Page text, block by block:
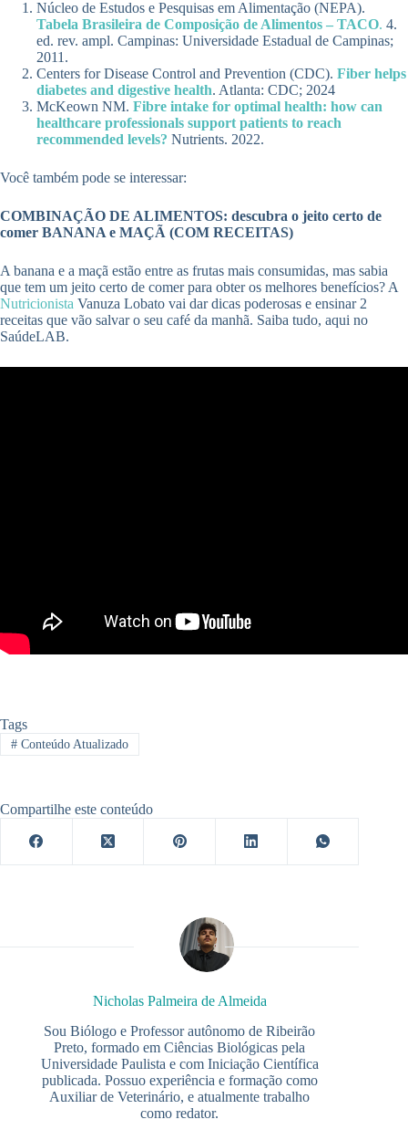
Núcleo de Estudos e Pesquisas em Alimentação (NEPA).
Tabela Brasileira de Composição de Alimentos – TACO. 4.
ed. rev. ampl. Campinas: Universidade Estadual de Campinas;
2011.
Centers for Disease Control and Prevention (CDC). Fiber helps
diabetes and digestive health. Atlanta: CDC; 2024
McKeown NM. Fibre intake for optimal health: how can
healthcare professionals support patients to reach
recommended levels? Nutrients. 2022.
Você também pode se interessar:
COMBINAÇÃO DE ALIMENTOS: descubra o jeito certo de
comer BANANA e MAÇÃ (COM RECEITAS)
A banana e a maçã estão entre as frutas mais consumidas, mas sabia
que tem um jeito certo de comer para obter os melhores benefícios? A
Nutricionista Vanuza Lobato vai dar dicas poderosas e ensinar 2
receitas que vão salvar o seu café da manhã. Saiba tudo, aqui no
SaúdeLAB.
Tags
#Conteúdo Atualizado
Compartilhe este conteúdo
Nicholas Palmeira de Almeida
Sou Biólogo e Professor autônomo de Ribeirão
Preto, formado em Ciências Biológicas pela
Universidade Paulista e com Iniciação Científica
publicada. Possuo experiência e formação como
Auxiliar de Veterinário, e atualmente trabalho
como redator.